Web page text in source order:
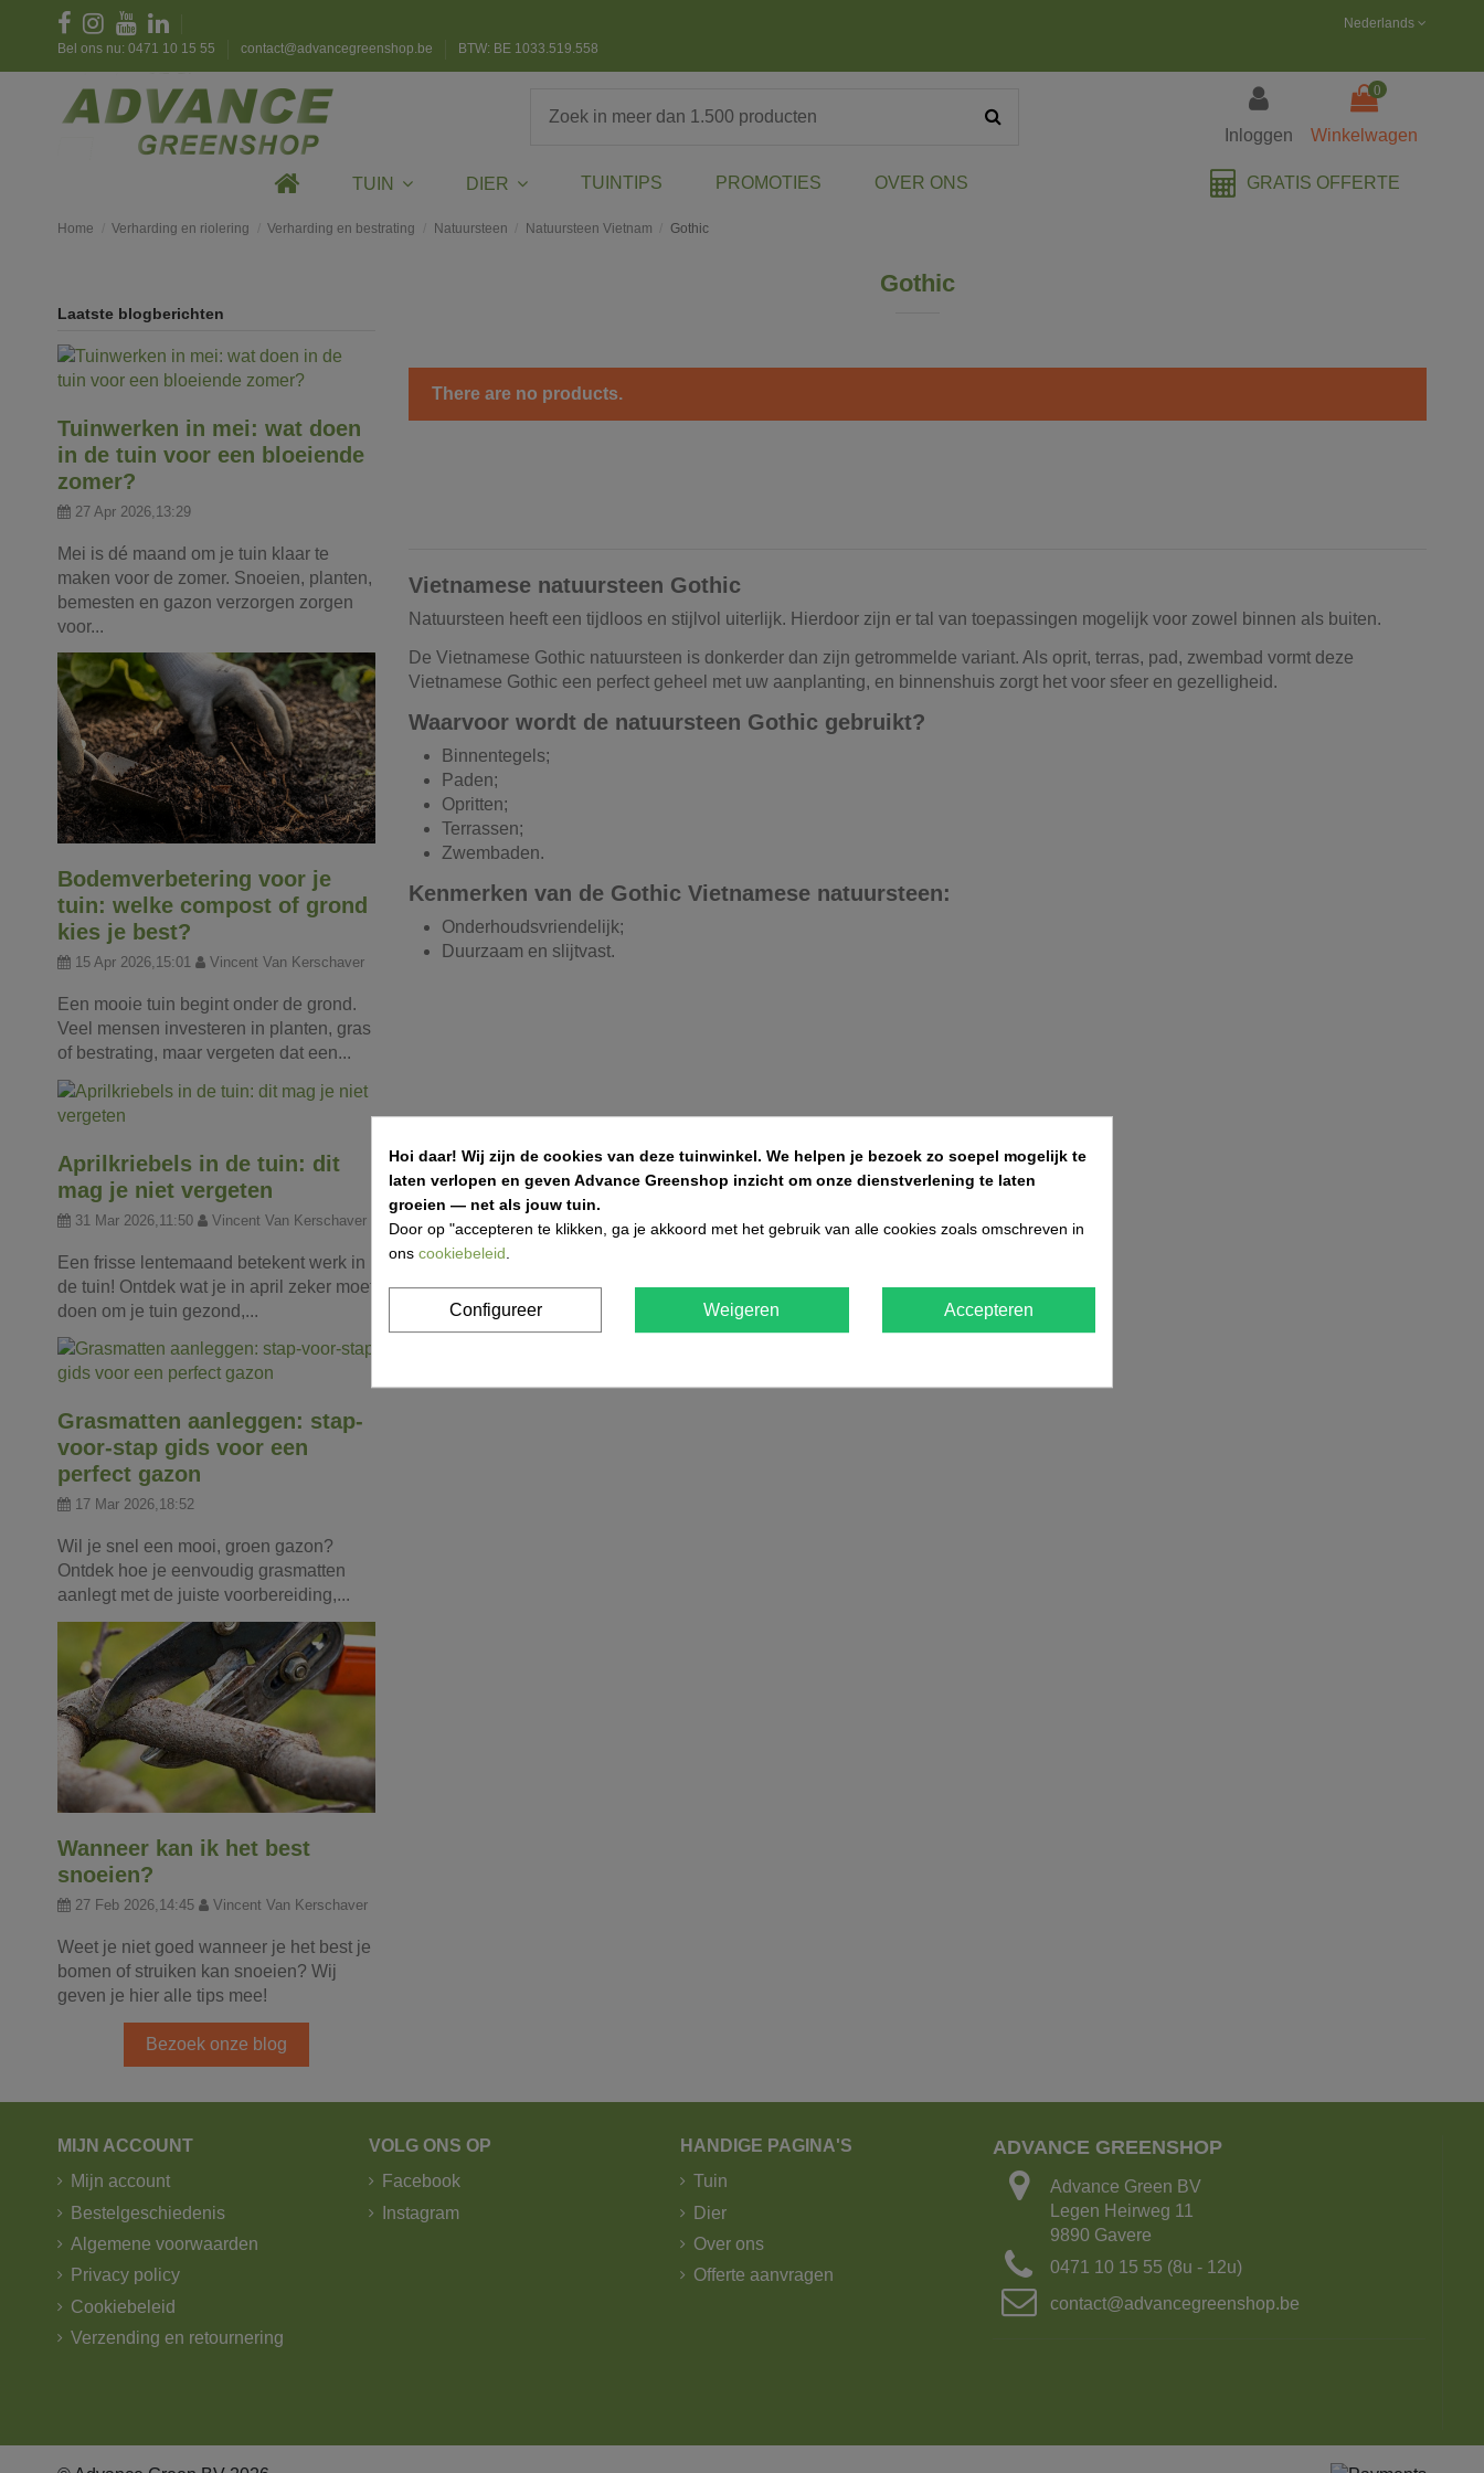
Bel ons nu: 0471 10 15 55 contact@advancegreenshop.be BTW: BE 1033.519.558
Nederlands
Inloggen
0
Winkelwagen
TUIN DIER TUINTIPS PROMOTIES OVER ONS GRATIS OFFERTE
Home Verharding en riolering Verharding en bestrating Natuursteen Natuursteen Vietnam Gothic
Gothic
There are no products.
Vietnamese natuursteen Gothic
Natuursteen heeft een tijdloos en stijlvol uiterlijk. Hierdoor zijn er tal van toepassingen mogelijk voor zowel binnen als buiten.
De Vietnamese Gothic natuursteen is donkerder dan zijn getrommelde variant. Als oprit, terras, pad, zwembad vormt deze
Vietnamese Gothic een perfect geheel met uw aanplanting, en binnenshuis zorgt het voor sfeer en gezelligheid.
Waarvoor wordt de natuursteen Gothic gebruikt?
Binnentegels;
Paden;
Opritten;
Terrassen;
Zwembaden.
Kenmerken van de Gothic Vietnamese natuursteen:
Onderhoudsvriendelijk;
Duurzaam en slijtvast.
Laatste blogberichten
Tuinwerken in mei: wat doen
in de tuin voor een bloeiende
zomer?
27 Apr 2026,13:29
Mei is dé maand om je tuin klaar te
maken voor de zomer. Snoeien, planten,
bemesten en gazon verzorgen zorgen
voor...
Bodemverbetering voor je
tuin: welke compost of grond
kies je best?
15 Apr 2026,15:01 Vincent Van Kerschaver
Een mooie tuin begint onder de grond.
Veel mensen investeren in planten, gras
of bestrating, maar vergeten dat een...
Aprilkriebels in de tuin: dit
mag je niet vergeten
31 Mar 2026,11:50 Vincent Van Kerschaver
Een frisse lentemaand betekent werk in
de tuin! Ontdek wat je in april zeker moet
doen om je tuin gezond,...
Grasmatten aanleggen: stap-
voor-stap gids voor een
perfect gazon
17 Mar 2026,18:52
Wil je snel een mooi, groen gazon?
Ontdek hoe je eenvoudig grasmatten
aanlegt met de juiste voorbereiding,...
Wanneer kan ik het best
snoeien?
27 Feb 2026,14:45 Vincent Van Kerschaver
Weet je niet goed wanneer je het best je
bomen of struiken kan snoeien? Wij
geven je hier alle tips mee!
Bezoek onze blog
MIJN ACCOUNT
Mijn account
Bestelgeschiedenis
Algemene voorwaarden
Privacy policy
Cookiebeleid
Verzending en retournering
VOLG ONS OP
Facebook
Instagram
HANDIGE PAGINA'S
Tuin
Dier
Over ons
Offerte aanvragen
ADVANCE GREENSHOP
Advance Green BV
Legen Heirweg 11
9890 Gavere
0471 10 15 55 (8u - 12u)
contact@advancegreenshop.be
Hoi daar! Wij zijn de cookies van deze tuinwinkel. We helpen je bezoek zo soepel mogelijk te
laten verlopen en geven Advance Greenshop inzicht om onze dienstverlening te laten
groeien — net als jouw tuin.
Door op "accepteren te klikken, ga je akkoord met het gebruik van alle cookies zoals omschreven in
ons cookiebeleid
Configureer Weigeren Accepteren